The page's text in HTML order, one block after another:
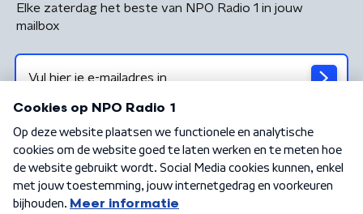
Elke zaterdag het beste van NPO Radio 1 in jouw
mailbox
Algemene voorwaarden